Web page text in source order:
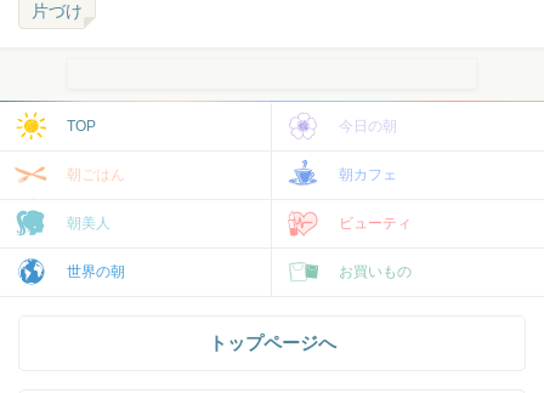
片づけ
TOP 今日の朝
朝ごはん 朝カフェ
朝美人 ビューティ
世界の朝 お買いもの
トップページへ